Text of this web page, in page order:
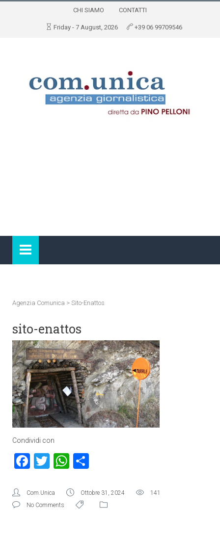
CHI SIAMO CONTATTI
Friday - 7 August, 2026 +39 06 99709546
Agenzia Comunica > Sito-Enattos
sito-enattos
Condividi con
Facebook
TwitterWhatsApp
Com.Unica Ottobre 31, 2024
141
No Comments